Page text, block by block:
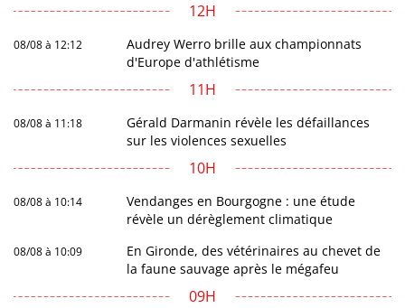
12H
08/08 à 12:12
Audrey Werro brille aux championnats
d'Europe d'athlétisme
11H
08/08 à 11:18
Gérald Darmanin révèle les défaillances
sur les violences sexuelles
10H
08/08 à 10:14
Vendanges en Bourgogne : une étude
révèle un dérèglement climatique
08/08 à 10:09
En Gironde, des vétérinaires au chevet de
la faune sauvage après le mégafeu
09H